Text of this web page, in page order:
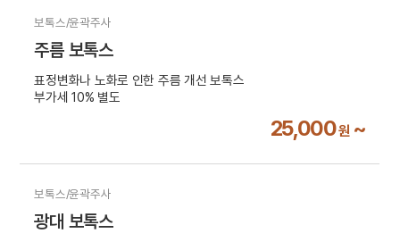
보톡스/윤곽주사
주름 보톡스
표정변화나 노화로 인한 주름 개선 보톡스
부가세 10% 별도
25,000원 ~
보톡스/윤곽주사
광대 보톡스